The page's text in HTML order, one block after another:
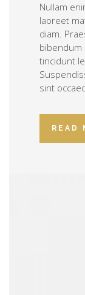
Nullam
laoreet
diam.
bibendum
tincidunt
sint
READ